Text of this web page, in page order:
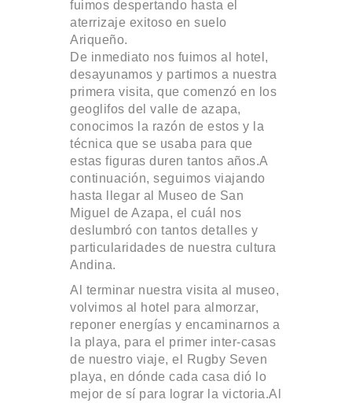
fuimos despertando hasta el
aterrizaje exitoso en suelo
Ariqueño.
De inmediato nos fuimos al hotel,
desayunamos y partimos a nuestra
primera visita, que comenzó en los
geoglifos del valle de azapa,
conocimos la razón de estos y la
técnica que se usaba para que
estas figuras duren tantos años.A
continuación, seguimos viajando
hasta llegar al Museo de San
Miguel de Azapa, el cuál nos
deslumbró con tantos detalles y
particularidades de nuestra cultura
Andina.
Al terminar nuestra visita al museo,
volvimos al hotel para almorzar,
reponer energías y encaminarnos a
la playa, para el primer inter-casas
de nuestro viaje, el Rugby Seven
playa, en dónde cada casa dió lo
mejor de sí para lograr la victoria.Al